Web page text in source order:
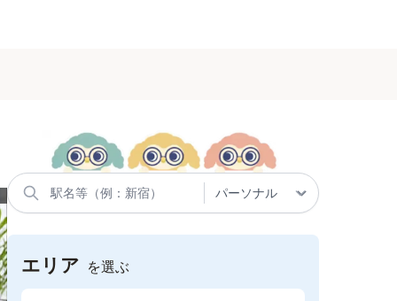
エリア を選ぶ